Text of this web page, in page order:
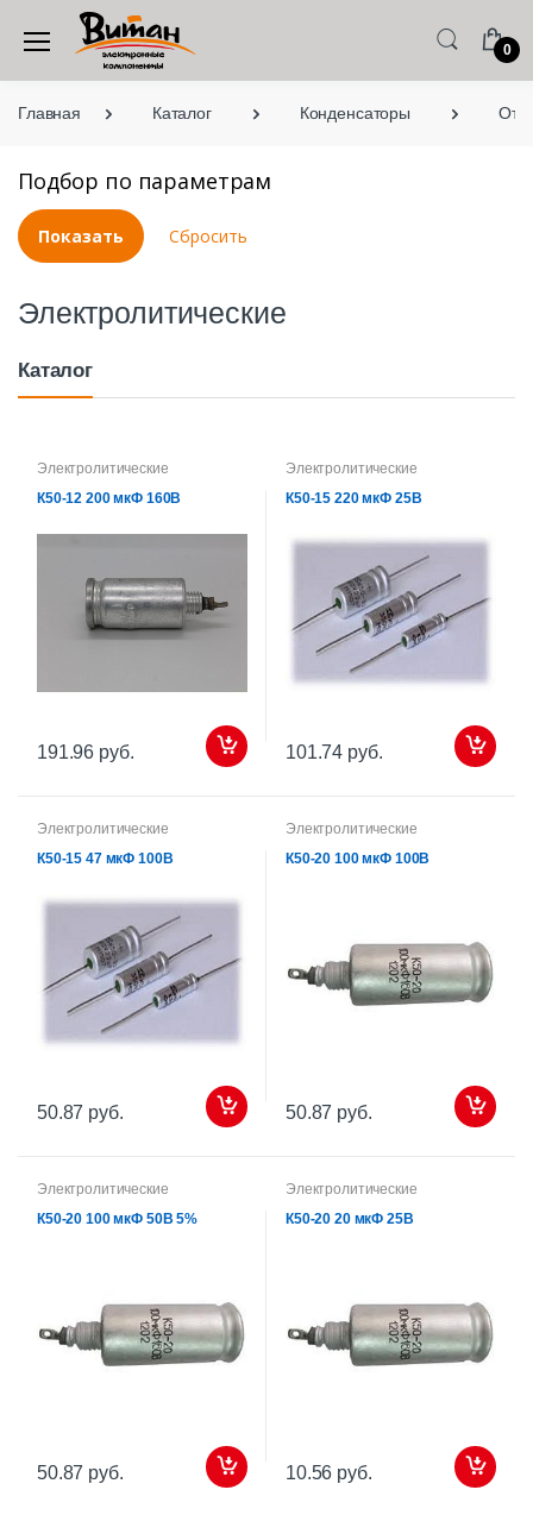
0
Главная Каталог Конденсаторы
Подбор по параметрам
Электролитические
Каталог
Электролитические
К50-12 200 мкФ 160В
191.96 руб.
Электролитические
К50-15 220 мкФ 25В
101.74 руб.
Электролитические
К50-15 47 мкФ 100В
50.87 руб.
Электролитические
К50-20 100 мкФ 100В
50.87 руб.
Электролитические
К50-20 100 мкФ 50В 5%
50.87 руб.
Электролитические
К50-20 20 мкФ 25В
10.56 руб.